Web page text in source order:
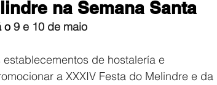
na Semana Santa
o 9 e 10 de maio
de hostalería e
a XXXIV Festa do Melindre e da